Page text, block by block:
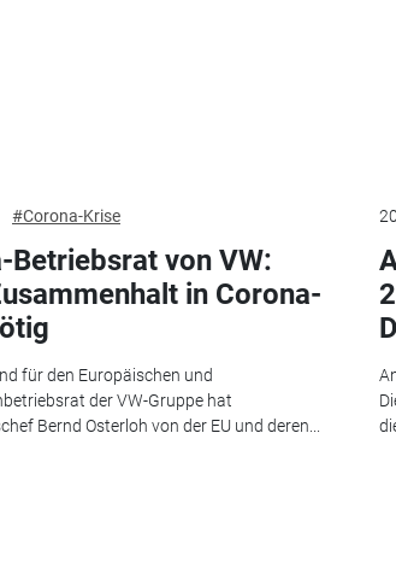
#Corona-Krise
Betriebsrat von VW:
in Corona-
für den Europäischen und
der VW-Gruppe hat
Bernd Osterloh von der EU und deren...